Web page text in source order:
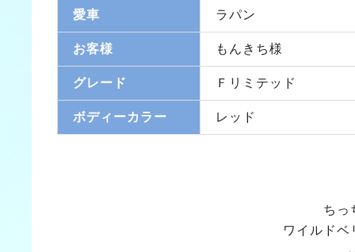
愛車 ラパン
お客様 もんきち様
グレード Ｆリミテッド
ボディーカラー レッド
ちっ
ワイルドベ